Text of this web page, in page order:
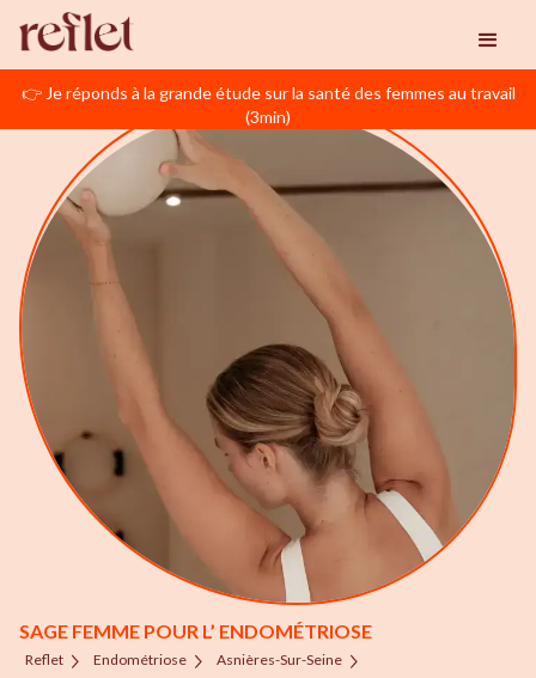
👉 Je réponds à la grande étude sur la santé des femmes au travail
(3min)
SAGE FEMME POUR L’ ENDOMÉTRIOSE
Reflet Endométriose
Asnières-Sur-Seine